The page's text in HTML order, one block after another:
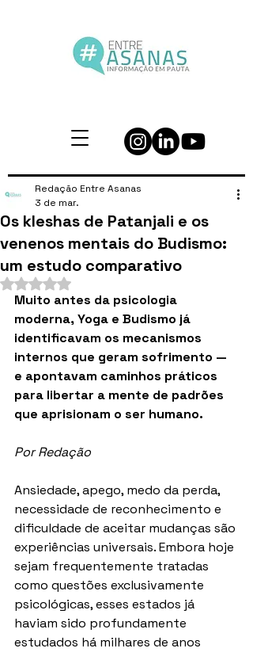
Os kleshas de Patanjali e os
venenos mentais do Budismo:
um estudo comparativo
Redação Entre Asanas
3 de mar.
Avaliado com NaN de 5 estrelas.
Muito antes da psicologia
moderna, Yoga e Budismo já
identificavam os mecanismos
internos que geram sofrimento —
e apontavam caminhos práticos
para libertar a mente de padrões
que aprisionam o ser humano.
Por Redação
Ansiedade, apego, medo da perda,
necessidade de reconhecimento e
dificuldade de aceitar mudanças são
experiências universais. Embora hoje
sejam frequentemente tratadas
como questões exclusivamente
psicológicas, esses estados já
haviam sido profundamente
estudados há milhares de anos